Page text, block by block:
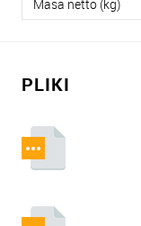
Masa netto (kg)
PLIKI